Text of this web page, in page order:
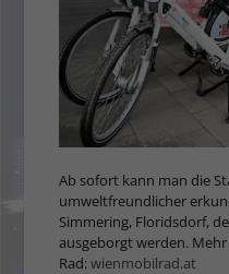
Ab sofort kann man die
umweltfreundlicher
Simmering, Floridsdorf,
ausgeborgt werden.
Rad:wienmobilrad.at